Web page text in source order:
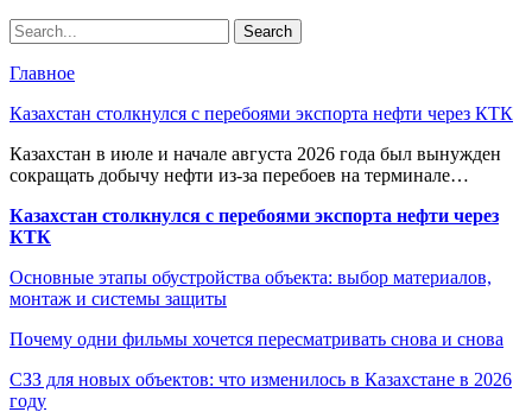
Главное
Казахстан столкнулся с перебоями экспорта нефти через КТК
Казахстан в июле и начале августа 2026 года был вынужден
сокращать добычу нефти из-за перебоев на терминале…
Казахстан столкнулся с перебоями экспорта нефти через
КТК
Основные этапы обустройства объекта: выбор материалов,
монтаж и системы защиты
Почему одни фильмы хочется пересматривать снова и снова
СЗЗ для новых объектов: что изменилось в Казахстане в 2026
году